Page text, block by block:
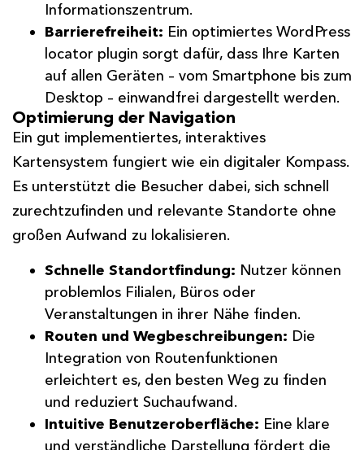
Informationszentrum.
Barrierefreiheit: Ein optimiertes WordPress
locator plugin sorgt dafür, dass Ihre Karten
auf allen Geräten – vom Smartphone bis zum
Desktop – einwandfrei dargestellt werden.
Optimierung der Navigation
Ein gut implementiertes, interaktives
Kartensystem fungiert wie ein digitaler Kompass.
Es unterstützt die Besucher dabei, sich schnell
zurechtzufinden und relevante Standorte ohne
großen Aufwand zu lokalisieren.
Schnelle Standortfindung: Nutzer können
problemlos Filialen, Büros oder
Veranstaltungen in ihrer Nähe finden.
Routen und Wegbeschreibungen: Die
Integration von Routenfunktionen
erleichtert es, den besten Weg zu finden
und reduziert Suchaufwand.
Intuitive Benutzeroberfläche: Eine klare
und verständliche Darstellung fördert die